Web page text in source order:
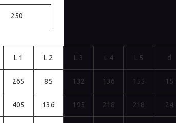
250
L 1 L 2 L 3 L 4 L 5 d
265 85 132 136 155 15
405 136 195 218 218 24